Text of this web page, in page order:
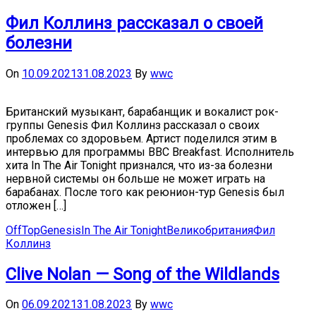
Фил Коллинз рассказал о своей
болезни
On 10.09.202131.08.2023 By wwc
Британский музыкант, барабанщик и вокалист рок-
группы Genesis Фил Коллинз рассказал о своих
проблемах со здоровьем. Артист поделился этим в
интервью для программы BBC Breakfast. Исполнитель
хита In The Air Tonight признался, что из-за болезни
нервной системы он больше не может играть на
барабанах. После того как реюнион-тур Genesis был
отложен […]
OffTopGenesisIn The Air TonightВеликобританияФил
Коллинз
Clive Nolan — Song of the Wildlands
On 06.09.202131.08.2023 By wwc